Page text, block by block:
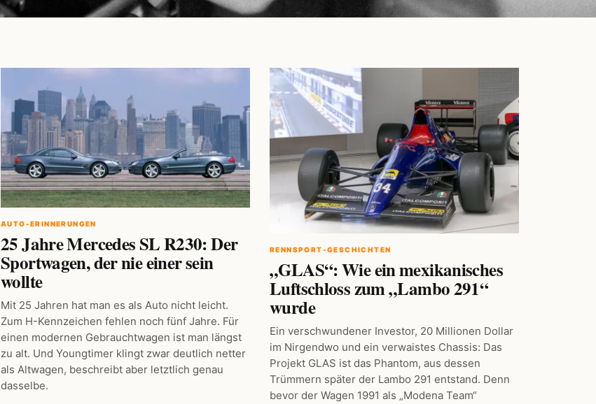
AUTO-ERINNERUNGEN
25 Jahre Mercedes SL R230: Der
Sportwagen, der nie einer sein
wollte
Mit 25 Jahren hat man es als Auto nicht leicht.
Zum H-Kennzeichen fehlen noch fünf Jahre. Für
einen modernen Gebrauchtwagen ist man längst
zu alt. Und Youngtimer klingt zwar deutlich netter
als Altwagen, beschreibt aber letztlich genau
dasselbe.
RENNSPORT-GESCHICHTEN
„GLAS“: Wie ein mexikanisches
Luftschloss zum „Lambo 291“
wurde
Ein verschwundener Investor, 20 Millionen Dollar
im Nirgendwo und ein verwaistes Chassis: Das
Projekt GLAS ist das Phantom, aus dessen
Trümmern später der Lambo 291 entstand. Denn
bevor der Wagen 1991 als „Modena Team“